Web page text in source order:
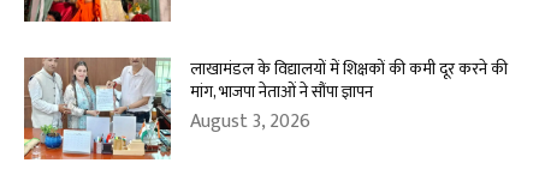
लाखामंडल के विद्यालयों में शिक्षकों की कमी दूर करने की
मांग, भाजपा नेताओं ने सौंपा ज्ञापन
August 3, 2026